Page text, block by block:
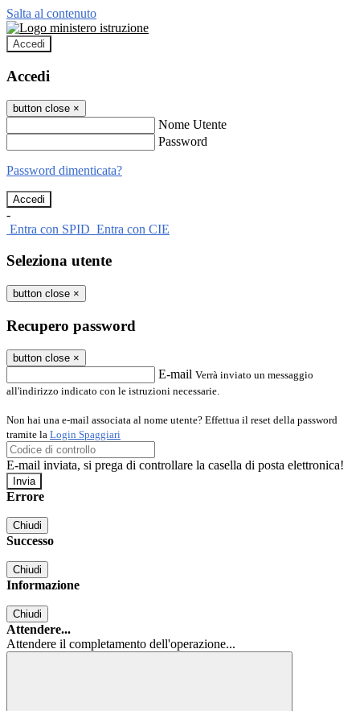
Salta al contenuto
Accedi
Accedi
button close ×
Nome Utente
Password
Password dimenticata?
-
Entra con SPID Entra con CIE
Seleziona utente
button close ×
Recupero password
button close ×
E-mail Verrà inviato un messaggio
all'indirizzo indicato con le istruzioni necessarie.
Non hai una e-mail associata al nome utente? Effettua il reset della password
tramite la Login Spaggiari
E-mail inviata, si prega di controllare la casella di posta elettronica!
Errore
Chiudi
Successo
Chiudi
Informazione
Chiudi
Attendere...
Attendere il completamento dell'operazione...